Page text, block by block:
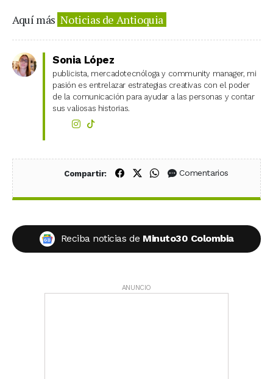
Aquí más Noticias de Antioquia
Sonia López
publicista, mercadotecnóloga y community manager, mi
pasión es entrelazar estrategias creativas con el poder
de la comunicación para ayudar a las personas y contar
sus valiosas historias.
Compartir: Compartir en Facebook
Compartir en X (Twitter)
Compartir en WhatsApp
Comentarios
Reciba noticias de Minuto30 Colombia
ANUNCIO